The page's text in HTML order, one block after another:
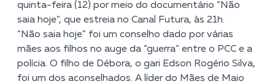
quinta-feira (12) por meio do documentário “Não
saia hoje”, que estreia no Canal Futura, às 21h.
“Não saia hoje” foi um conselho dado por várias
mães aos filhos no auge da “guerra” entre o PCC e a
polícia. O filho de Débora, o gari Edson Rogério Silva,
foi um dos aconselhados. A líder do Mães de Maio